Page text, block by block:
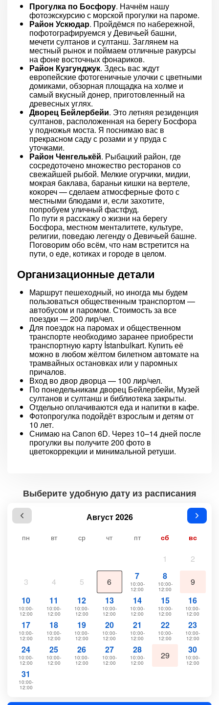
Прогулка по Босфору. Начнём нашу
фотоэкскурсию с морской прогулки на пароме.
Район Ускюдар. Пройдёмся по набережной,
пофотографируемся у Девичьей башни,
мечети султанов и султанш. Заглянем на
местный рынок и поймаем отличные ракурсы
на фоне восточных фонариков.
Район Кузгунджук. Здесь вас ждут
европейские фотогеничные улочки с цветными
домиками, обзорная площадка на холме и
самый вкусный донер, приготовленный на
древесных углях.
Дворец Бейлербейи. Это летняя резиденция
султанов, расположенная на берегу Босфора
у подножья моста. Я поснимаю вас в
прекрасном саду с розами и у пруда с
уточками.
Район Ченгелькёй. Рыбацкий район, где
сосредоточено множество ресторанов со
свежайшей рыбой. Мелкие огурчики, мидии,
мокрая баклава, бараньи кишки на вертеле,
кокореч — сделаем атмосферные фото с
местными блюдами и, если захотите,
попробуем уличный фастфуд.
По пути я расскажу о жизни на берегу
Босфора, местном менталитете, культуре,
религии, поведаю легенду о Девичьей башне.
Поговорим обо всём, что нам встретится на
пути, о еде, котиках и городе в целом.
Организационные детали
Маршрут пешеходный, но иногда мы будем
пользоваться общественным транспортом —
автобусом и паромом. Стоимость за все
поездки — 200 лир/чел.
Для поездок на паромах и общественном
транспорте необходимо заранее приобрести
транспортную карту İstanbulkart. Купить её
можно в любом жёлтом билетном автомате на
трамвайных остановках или у паромных
причалов.
Вход во двор дворца — 100 лир/чел.
По понедельникам дворец Бейлербейи, Музей
султанов и султанш и библиотека закрыты.
Отдельно оплачиваются еда и напитки в кафе.
Фотопрогулка подойдёт взрослым и детям от
10 лет.
Снимаю на Canon 6D. Через 10–14 дней после
прогулки вы получите 200 фото в
цветокоррекции и минимальной ретуши.
Выберите удобную дату из расписания
Август 2026
пн вт ср чт пт сб вс
1 2
3 4 5 6
7
10:00-
12:00
8
10:00-
12:00
9
10
10:00-
12:00
11
10:00-
12:00
12
10:00-
12:00
13
10:00-
12:00
14
10:00-
12:00
15
10:00-
12:00
16
10:00-
12:00
17
10:00-
12:00
18
10:00-
12:00
19
10:00-
12:00
20
10:00-
12:00
21
10:00-
12:00
22
10:00-
12:00
23
10:00-
12:00
24
10:00-
12:00
25
10:00-
12:00
26
10:00-
12:00
27
10:00-
12:00
28
10:00-
12:00
29
30
10:00-
12:00
31
10:00-
12:00